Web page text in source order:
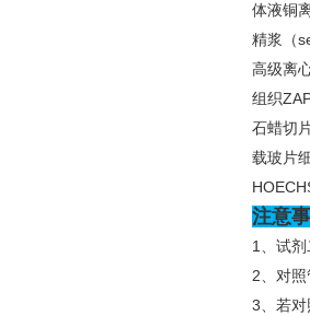
体液铜
精浆（
高级离
组织
石蜡切
载玻片
注意
1、试
2、对照
3、若